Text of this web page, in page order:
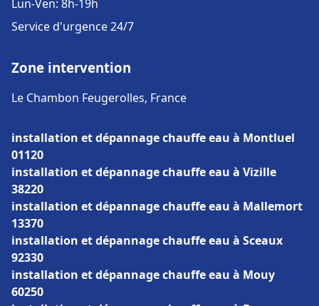
Lun-Ven: 8h-19h
Service d'urgence 24/7
Zone intervention
Le Chambon Feugerolles, France
installation et dépannage chauffe eau à Montluel
01120
installation et dépannage chauffe eau à Vizille
38220
installation et dépannage chauffe eau à Mallemort
13370
installation et dépannage chauffe eau à Sceaux
92330
installation et dépannage chauffe eau à Mouy
60250